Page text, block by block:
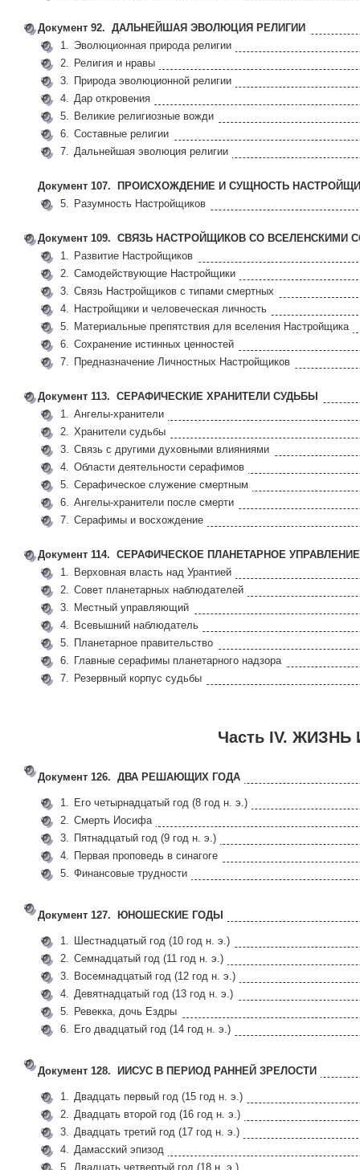
Документ 92. ДАЛЬНЕЙШАЯ ЭВОЛЮЦИЯ РЕЛИГИИ
1. Эволюционная природа религии
2. Религия и нравы
3. Природа эволюционной религии
4. Дар откровения
5. Великие религиозные вожди
6. Составные религии
7. Дальнейшая эволюция религии
Документ 107. ПРОИСХОЖДЕНИЕ И СУЩНОСТЬ
5. Разумность Настройщиков
Документ 109. СВЯЗЬ НАСТРОЙЩИКОВ СО ВСЕЛЕНСКИМИ
1. Развитие Настройщиков
2. Самодействующие Настройщики
3. Связь Настройщиков с типами смертных
4. Настройщики и человеческая личность
5. Материальные препятствия для вселения Настройщика
6. Сохранение истинных ценностей
7. Предназначение Личностных Настройщиков
Документ 113. СЕРАФИЧЕСКИЕ ХРАНИТЕЛИ СУДЬБЫ
1. Ангелы-хранители
2. Хранители судьбы
3. Связь с другими духовными влияниями
4. Области деятельности серафимов
5. Серафическое служение смертным
6. Ангелы-хранители после смерти
7. Серафимы и восхождение
Документ 114. СЕРАФИЧЕСКОЕ ПЛАНЕТАРНОЕ УПРАВЛЕНИЕ
1. Верховная власть над Урантией
2. Совет планетарных наблюдателей
3. Местный управляющий
4. Всевышний наблюдатель
5. Планетарное правительство
6. Главные серафимы планетарного надзора
7. Резервный корпус судьбы
Часть IV.
Документ 126. ДВА РЕШАЮЩИХ ГОДА
1. Его четырнадцатый год (8 год н. э.)
2. Смерть Иосифа
3. Пятнадцатый год (9 год н. э.)
4. Первая проповедь в синагоге
5. Финансовые трудности
Документ 127. ЮНОШЕСКИЕ ГОДЫ
1. Шестнадцатый год (10 год н. э.)
2. Семнадцатый год (11 год н. э.)
3. Восемнадцатый год (12 год н. э.)
4. Девятнадцатый год (13 год н. э.)
5. Ревекка, дочь Ездры
6. Его двадцатый год (14 год н. э.)
Документ 128. ИИСУС В ПЕРИОД РАННЕЙ ЗРЕЛОСТИ
1. Двадцать первый год (15 год н. э.)
2. Двадцать второй год (16 год н. э.)
3. Двадцать третий год (17 год н. э.)
4. Дамасский эпизод
5.
Двадцать четвертый год (18 н. э.)